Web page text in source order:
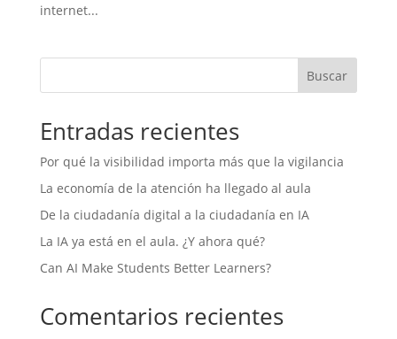
internet...
Buscar
Entradas recientes
Por qué la visibilidad importa más que la vigilancia
La economía de la atención ha llegado al aula
De la ciudadanía digital a la ciudadanía en IA
La IA ya está en el aula. ¿Y ahora qué?
Can AI Make Students Better Learners?
Comentarios recientes